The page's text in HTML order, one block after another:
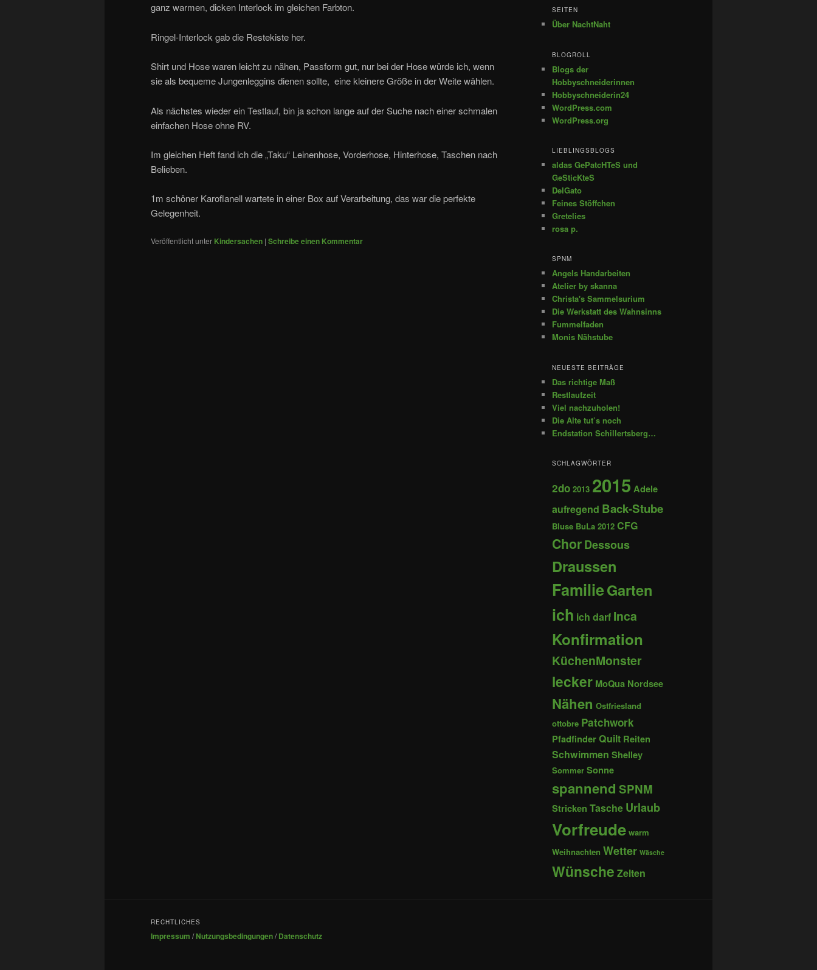
ganz warmen, dicken Interlock im gleichen Farbton.
Ringel-Interlock gab die Restekiste her.
Shirt und Hose waren leicht zu nähen, Passform gut, nur bei der Hose würde ich, wenn
sie als bequeme Jungenleggins dienen sollte, eine kleinere Größe in der Weite wählen.
Als nächstes wieder ein Testlauf, bin ja schon lange auf der Suche nach einer schmalen
einfachen Hose ohne RV.
Im gleichen Heft fand ich die „Taku“ Leinenhose, Vorderhose, Hinterhose, Taschen nach
Belieben.
1m schöner Karoflanell wartete in einer Box auf Verarbeitung, das war die perfekte
Gelegenheit.
Veröffentlicht unter Kindersachen | Schreibe einen Kommentar
SEITEN
Über NachtNaht
BLOGROLL
Blogs der
Hobbyschneiderinnen
Hobbyschneiderin24
WordPress.com
WordPress.org
LIEBLINGSBLOGS
aldas GePatcHTeS und
GeSticKteS
DelGato
Feines Stöffchen
Gretelies
rosa p.
SPNM
Angels Handarbeiten
Atelier by skanna
Christa's Sammelsurium
Die Werkstatt des Wahnsinns
Fummelfaden
Monis Nähstube
NEUESTE BEITRÄGE
Das richtige Maß
Restlaufzeit
Viel nachzuholen!
Die Alte tut’s noch
Endstation Schillertsberg…
SCHLAGWÖRTER
2do 2013 2015 Adele
aufregend Back-Stube
Bluse BuLa 2012 CFG
ChorDessous
Draussen
FamilieGarten
ich ich darf Inca
Konfirmation
KüchenMonster
lecker MoQua Nordsee
Nähen Ostfriesland
ottobre Patchwork
PfadfinderQuilt Reiten
Schwimmen Shelley
Sommer Sonne
spannend SPNM
Stricken Tasche Urlaub
Vorfreude warm
Weihnachten Wetter Wäsche
Wünsche Zelten
RECHTLICHES
Impressum /Nutzungsbedingungen/Datenschutz